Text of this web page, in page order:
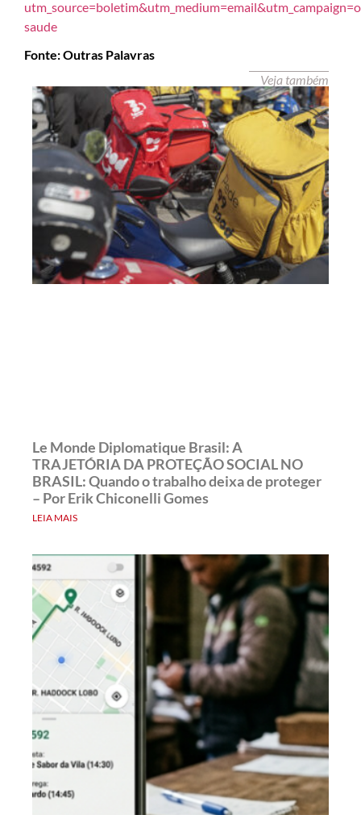
saude
Fonte: Outras Palavras
Veja também
Le Monde Diplomatique Brasil: A
TRAJETÓRIA DA PROTEÇÃO SOCIAL NO
BRASIL: Quando o trabalho deixa de proteger
– Por Erik Chiconelli Gomes
LEIA MAIS